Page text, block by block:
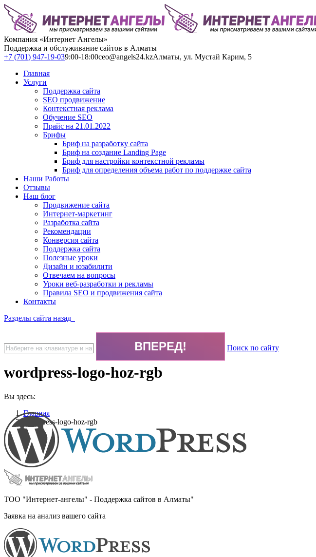
Компания «Интернет Ангелы»
Поддержка и обслуживание сайтов в Алматы
+7 (701) 947-19-039:00-18:00ceo@angels24.kzАлматы, ул. Мустай Карим, 5
Главная
Услуги
Поддержка сайта
SEO продвижение
Контекстная реклама
Обучение SEO
Прайс на 21.01.2022
Брифы
Бриф на разработку сайта
Бриф на создание Landing Page
Бриф для настройки контекстной рекламы
Бриф для определения объема работ по поддержке сайта
Наши Работы
Отзывы
Наш блог
Продвижение сайта
Интернет-маркетинг
Разработка сайта
Рекомендации
Конверсия сайта
Поддержка сайта
Полезные уроки
Дизайн и юзабилити
Отвечаем на вопросы
Уроки веб-разработки и рекламы
Правила SEO и продвижения сайта
Контакты
Разделы сайта назад
Поиск по сайту
wordpress-logo-hoz-rgb
Вы здесь:
Главная
wordpress-logo-hoz-rgb
ТОО "Интернет-ангелы" - Поддержка сайтов в Алматы"
Заявка на анализ вашего сайта